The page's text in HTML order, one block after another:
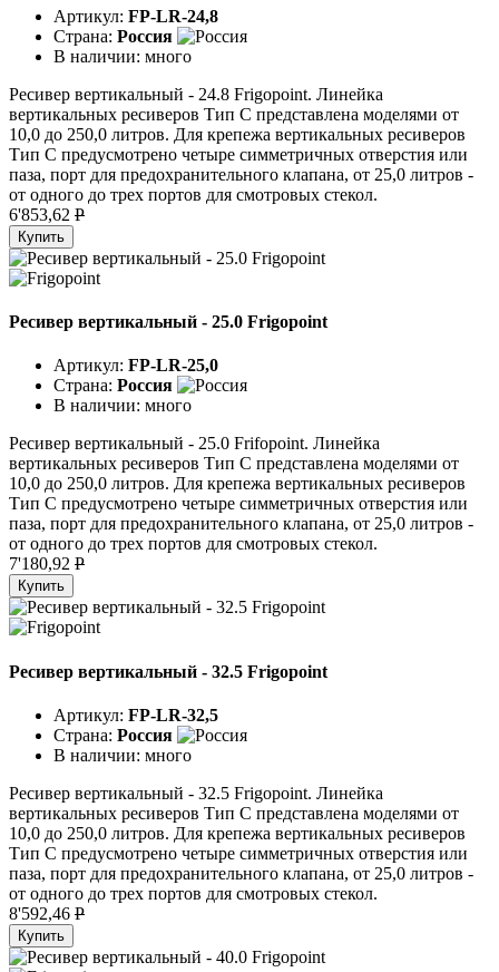
Артикул: FP-LR-24,8
Страна: Россия
В наличии: много
Ресивер вертикальный - 24.8 Frigopoint. Линейка
вертикальных ресиверов Тип C представлена моделями от
10,0 до 250,0 литров. Для крепежа вертикальных ресиверов
Тип C предусмотрено четыре симметричных отверстия или
паза, порт для предохранительного клапана, от 25,0 литров -
от одного до трех портов для смотровых стекол.
6'853,62 P
Купить
Ресивер вертикальный - 25.0 Frigopoint
Артикул: FP-LR-25,0
Страна: Россия
В наличии: много
Ресивер вертикальный - 25.0 Frifopoint. Линейка
вертикальных ресиверов Тип C представлена моделями от
10,0 до 250,0 литров. Для крепежа вертикальных ресиверов
Тип C предусмотрено четыре симметричных отверстия или
паза, порт для предохранительного клапана, от 25,0 литров -
от одного до трех портов для смотровых стекол.
7'180,92 P
Купить
Ресивер вертикальный - 32.5 Frigopoint
Артикул: FP-LR-32,5
Страна: Россия
В наличии: много
Ресивер вертикальный - 32.5 Frigopoint. Линейка
вертикальных ресиверов Тип C представлена моделями от
10,0 до 250,0 литров. Для крепежа вертикальных ресиверов
Тип C предусмотрено четыре симметричных отверстия или
паза, порт для предохранительного клапана, от 25,0 литров -
от одного до трех портов для смотровых стекол.
8'592,46 P
Купить